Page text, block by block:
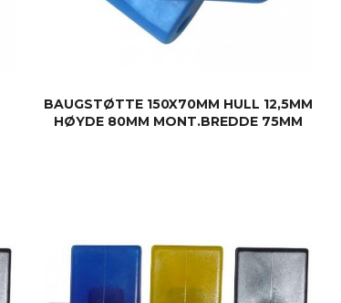
BAUGSTØTTE 150X70MM HULL 12,5MM
HØYDE 80MM MONT.BREDDE 75MM